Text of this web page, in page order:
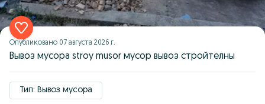
Опубликовано 07 августа 2026 г.
Вывоз мусора stroy musor мусор вывоз стройтелны
Тип: Вывоз мусора